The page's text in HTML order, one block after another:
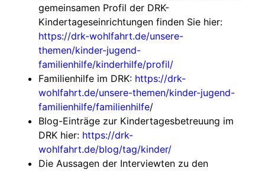
gemeinsamen Profil der DRK-
Kindertageseinrichtungen finden Sie hier:
https://drk-wohlfahrt.de/unsere-
themen/kinder-jugend-
familienhilfe/kinderhilfe/profil/
Familienhilfe im DRK: https://drk-
wohlfahrt.de/unsere-themen/kinder-jugend-
familienhilfe/familienhilfe/
Blog-Einträge zur Kindertagesbetreuung im
DRK hier: https://drk-
wohlfahrt.de/blog/tag/kinder/
Die Aussagen der Interviewten zu den